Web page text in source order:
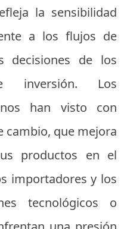
la sensibilidad
a los flujos de
decisiones de los
inversión. Los
han visto con
cambio, que mejora
productos en el
importadores y los
tecnológicos o